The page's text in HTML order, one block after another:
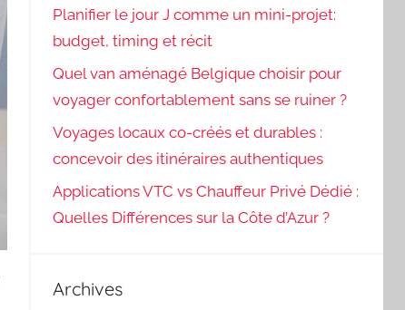
Planifier le jour J comme un mini-projet:
budget, timing et récit
Quel van aménagé Belgique choisir pour
voyager confortablement sans se ruiner ?
Voyages locaux co-créés et durables :
concevoir des itinéraires authentiques
Applications VTC vs Chauffeur Privé Dédié :
Quelles Différences sur la Côte d’Azur ?
Archives